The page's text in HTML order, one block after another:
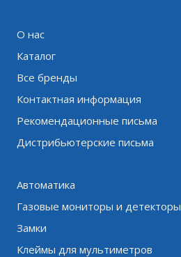
О нас
Каталог
Все бренды
Контактная информация
Рекомендационные письма
Дистрибьютерские письма
Автоматика
Газовые мониторы и детекторы
Замки
Клеймы для мультиметров